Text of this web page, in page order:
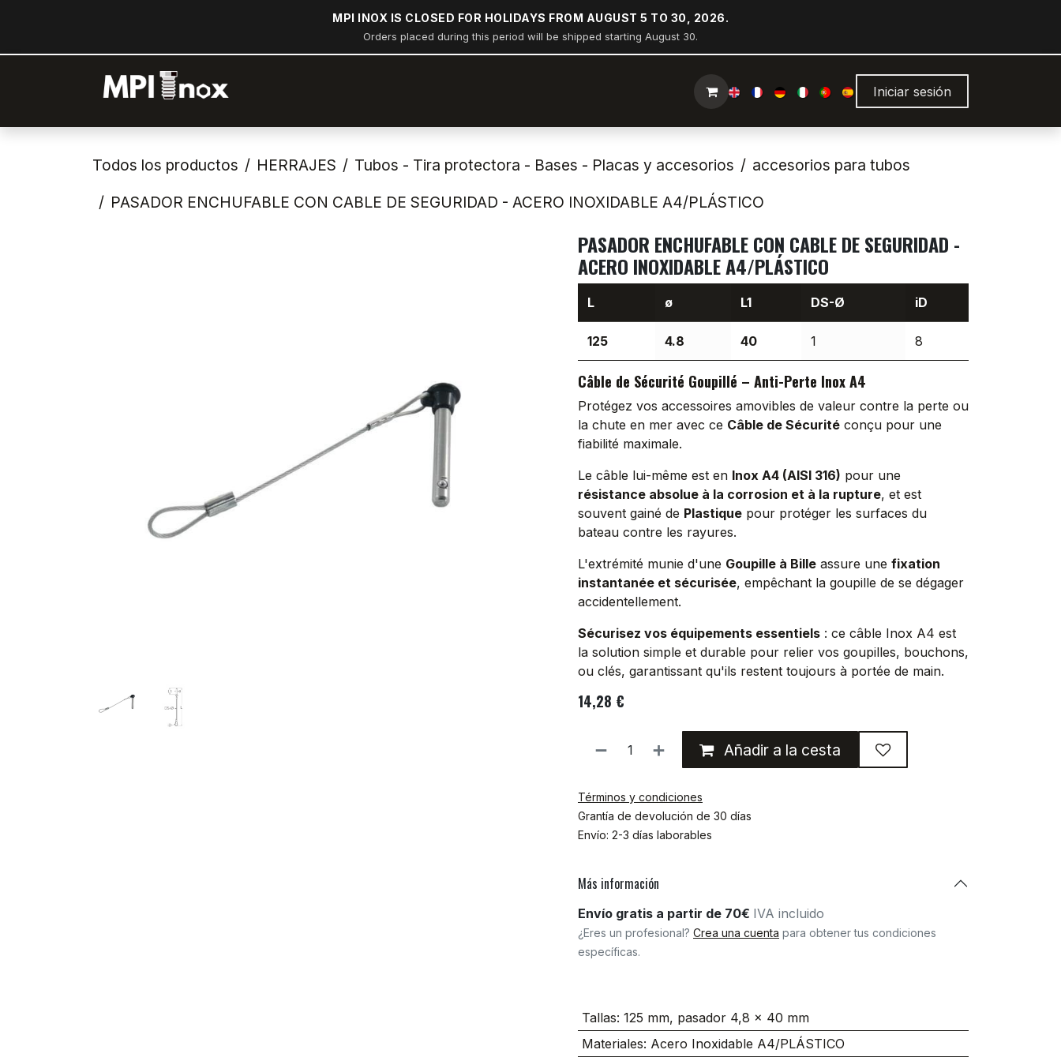
MPI INOX IS CLOSED FOR HOLIDAYS FROM AUGUST 5 TO 30, 2026.
Orders placed during this period will be shipped starting August 30.
Iniciar sesión
Todos los productos HERRAJES Tubos - Tira protectora - Bases - Placas y accesorios
accesorios para tubos
PASADOR ENCHUFABLE CON CABLE DE SEGURIDAD - ACERO INOXIDABLE A4/PLÁSTICO
PASADOR ENCHUFABLE CON CABLE DE SEGURIDAD -
ACERO INOXIDABLE A4/PLÁSTICO
L ø L1 DS-Ø iD
125 4.8 40 1 8
Câble de Sécurité Goupillé – Anti-Perte Inox A4
Protégez vos accessoires amovibles de valeur contre la perte ou
la chute en mer avec ce Câble de Sécurité conçu pour une
fiabilité maximale.
Le câble lui-même est en Inox A4 (AISI 316) pour une
résistance absolue à la corrosion et à la rupture, et est
souvent gainé de Plastique pour protéger les surfaces du
bateau contre les rayures.
L'extrémité munie d'une Goupille à Bille assure une fixation
instantanée et sécurisée, empêchant la goupille de se dégager
accidentellement.
Sécurisez vos équipements essentiels : ce câble Inox A4 est
la solution simple et durable pour relier vos goupilles, bouchons,
ou clés, garantissant qu'ils restent toujours à portée de main.
14,28 €
Añadir a la cesta
Términos y condiciones
Grantía de devolución de 30 días
Envío: 2-3 días laborables
Más información
Envío gratis a partir de 70€ IVA incluido
¿Eres un profesional? Crea una cuenta para obtener tus condiciones
específicas.
Tallas: 125 mm, pasador 4,8 x 40 mm
Materiales: Acero Inoxidable A4/PLÁSTICO